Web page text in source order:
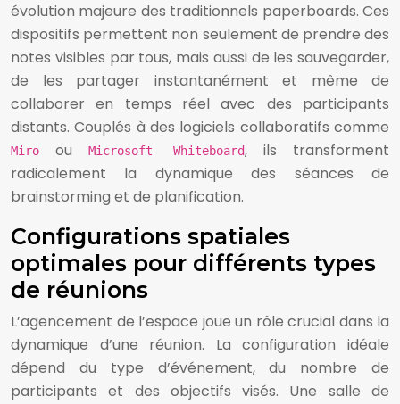
évolution majeure des traditionnels paperboards. Ces
dispositifs permettent non seulement de prendre des
notes visibles par tous, mais aussi de les sauvegarder,
de les partager instantanément et même de
collaborer en temps réel avec des participants
distants. Couplés à des logiciels collaboratifs comme
Miro ouMicrosoft Whiteboard, ils transforment
radicalement la dynamique des séances de
brainstorming et de planification.
Configurations spatiales
optimales pour différents types
de réunions
L’agencement de l’espace joue un rôle crucial dans la
dynamique d’une réunion. La configuration idéale
dépend du type d’événement, du nombre de
participants et des objectifs visés. Une salle de